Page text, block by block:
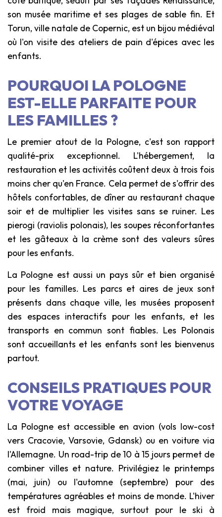
son musée maritime et ses plages de sable fin. Et
Torun, ville natale de Copernic, est un bijou médiéval
où l'on visite des ateliers de pain d'épices avec les
enfants.
POURQUOI LA POLOGNE
EST-ELLE PARFAITE POUR
LES FAMILLES ?
Le premier atout de la Pologne, c'est son rapport
qualité-prix exceptionnel. L'hébergement, la
restauration et les activités coûtent deux à trois fois
moins cher qu'en France. Cela permet de s'offrir des
hôtels confortables, de dîner au restaurant chaque
soir et de multiplier les visites sans se ruiner. Les
pierogi (raviolis polonais), les soupes réconfortantes
et les gâteaux à la crème sont des valeurs sûres
pour les enfants.
La Pologne est aussi un pays sûr et bien organisé
pour les familles. Les parcs et aires de jeux sont
présents dans chaque ville, les musées proposent
des espaces interactifs pour les enfants, et les
transports en commun sont fiables. Les Polonais
sont accueillants et les enfants sont les bienvenus
partout.
CONSEILS PRATIQUES POUR
VOTRE VOYAGE
La Pologne est accessible en avion (vols low-cost
vers Cracovie, Varsovie, Gdansk) ou en voiture via
l'Allemagne. Un road-trip de 10 à 15 jours permet de
combiner villes et nature. Privilégiez le printemps
(mai, juin) ou l'automne (septembre) pour des
températures agréables et moins de monde. L'hiver
est froid mais magique, surtout pour le ski à